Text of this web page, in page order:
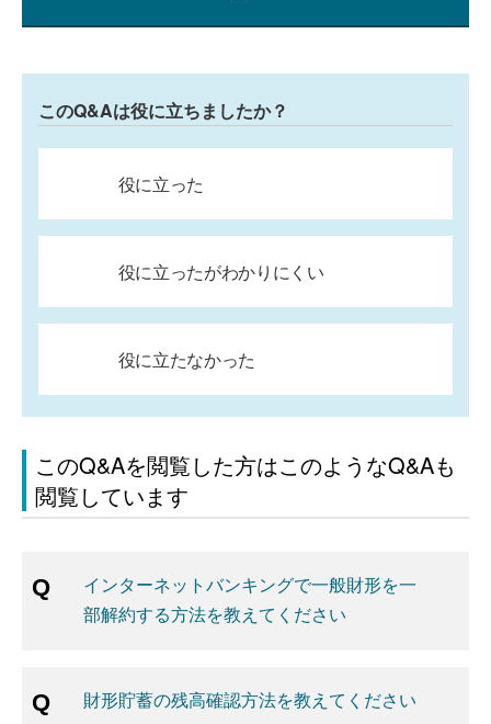
このQ&Aは役に立ちましたか？
役に立った
役に立ったがわかりにくい
役に立たなかった
このQ&Aを閲覧した方はこのようなQ&Aも
閲覧しています
インターネットバンキングで一般財形を一
部解約する方法を教えてください
財形貯蓄の残高確認方法を教えてください